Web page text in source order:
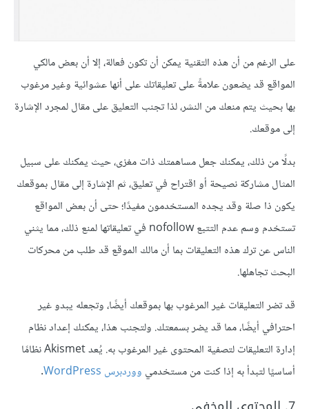
على الرغم من أن هذه التقنية يمكن أن تكون فعالة، إلا أن بعض مالكي
المواقع قد يضعون علامةً على تعليقاتك على أنها عشوائية وغير مرغوب
بها بحيث يتم منعك من النشر، لذا تجنب التعليق على مقال لمجرد الإشارة
إلى موقعك.
بدلًا من ذلك، يمكنك جعل مساهمتك ذات مغزى، حيث يمكنك على سبيل
المثال مشاركة نصيحة أو اقتراح في تعليق، ثم الإشارة إلى مقال بموقعك
يكون ذا صلة وقد يجده المستخدمون مفيدًا؛ حتى أن بعض المواقع
تستخدم وسم عدم التتبع nofollow في تعليقاتها لمنع ذلك، مما يثني
الناس عن ترك هذه التعليقات بما أن مالك الموقع قد طلب من محركات
البحث تجاهلها.
قد تضر التعليقات غير المرغوب بها بموقعك أيضًا، وتجعله يبدو غير
احترافي أيضًا، مما قد يضر بسمعتك. ولتجنب هذا، يمكنك إعداد نظام
إدارة التعليقات لتصفية المحتوى غير المرغوب به. يُعد Akismet نظامًا
أساسيًا لتبدأ به إذا كنت من مستخدمي ووردبرس WordPress .